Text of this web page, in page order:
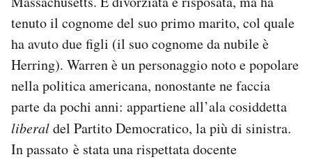
tenuto il cognome del suo primo marito, col quale
ha avuto due figli (il suo cognome da nubile è
Herring). Warren è un personaggio noto e popolare
nella politica americana, nonostante ne faccia
parte da pochi anni: appartiene all’ala cosiddetta
liberaldel Partito Democratico, la più di sinistra.
In passato è stata una rispettata docente